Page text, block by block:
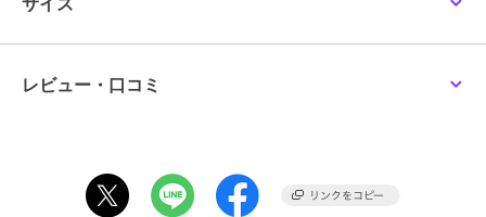
M-L（ヒップ：85-98cm / 身長：150-165cm）
素材：ナイロン、ポリウレタン
この商品は、不良品のみ返品を承ります
レビュー・口コミ